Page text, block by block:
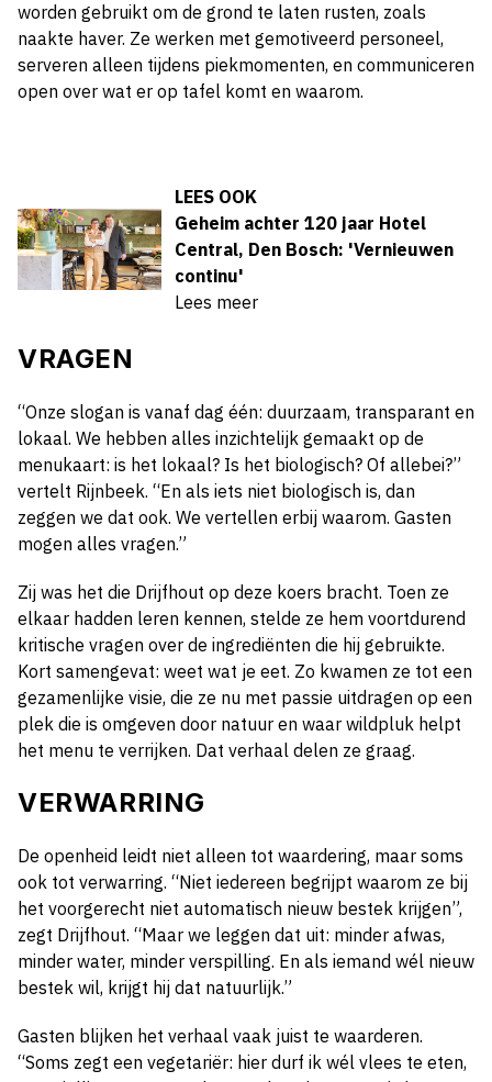
worden gebruikt om de grond te laten rusten, zoals
naakte haver. Ze werken met gemotiveerd personeel,
serveren alleen tijdens piekmomenten, en communiceren
open over wat er op tafel komt en waarom.
LEES OOK
Geheim achter 120 jaar Hotel
Central, Den Bosch: 'Vernieuwen
continu'
Lees meer
VRAGEN
“Onze slogan is vanaf dag één: duurzaam, transparant en
lokaal. We hebben alles inzichtelijk gemaakt op de
menukaart: is het lokaal? Is het biologisch? Of allebei?”
vertelt Rijnbeek. “En als iets niet biologisch is, dan
zeggen we dat ook. We vertellen erbij waarom. Gasten
mogen alles vragen.”
Zij was het die Drijfhout op deze koers bracht. Toen ze
elkaar hadden leren kennen, stelde ze hem voortdurend
kritische vragen over de ingrediënten die hij gebruikte.
Kort samengevat: weet wat je eet. Zo kwamen ze tot een
gezamenlijke visie, die ze nu met passie uitdragen op een
plek die is omgeven door natuur en waar wildpluk helpt
het menu te verrijken. Dat verhaal delen ze graag.
VERWARRING
De openheid leidt niet alleen tot waardering, maar soms
ook tot verwarring. “Niet iedereen begrijpt waarom ze bij
het voorgerecht niet automatisch nieuw bestek krijgen”,
zegt Drijfhout. “Maar we leggen dat uit: minder afwas,
minder water, minder verspilling. En als iemand wél nieuw
bestek wil, krijgt hij dat natuurlijk.”
Gasten blijken het verhaal vaak juist te waarderen.
“Soms zegt een vegetariër: hier durf ik wél vlees te eten,